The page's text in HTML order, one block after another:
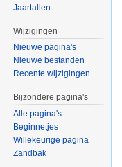
Jaartallen
Wijzigingen
Nieuwe pagina's
Nieuwe bestanden
Recente wijzigingen
Bijzondere pagina's
Alle pagina's
Beginnetjes
Willekeurige pagina
Zandbak